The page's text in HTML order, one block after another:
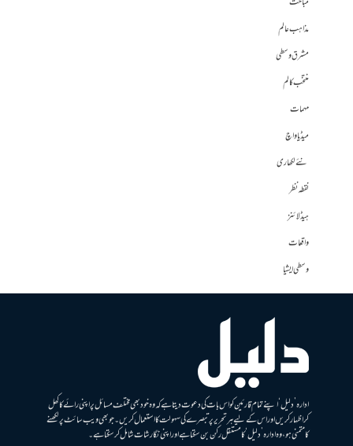
مذاہب عالم
مشرق وسطی
منتخب کالم
مہمات
میڈیا واچ
نئے لکھاری
نقطہ نظر
ہیڈلائنز
واقعات
وسطی ایشیا
ادارہ ’دلیل‘ اپنے تمام قارئین کو اس بات کی دعوت دیتا ہے کہ وہ خود بھی مختلف مسائل پر اپنی رائے کا کھل
کر اظہار کریں اور اس کے لیے ہر تحریر پر تبصرے کی سہولت کا استعمال کریں۔ جو بھی ویب سائٹ پر لکھنے
کا متمنی ہو، وہ ادارہ ’دلیل‘ کا مستقل رکن بن سکتا ہے اور اپنی نگارشات شامل کرسکتا ہے۔